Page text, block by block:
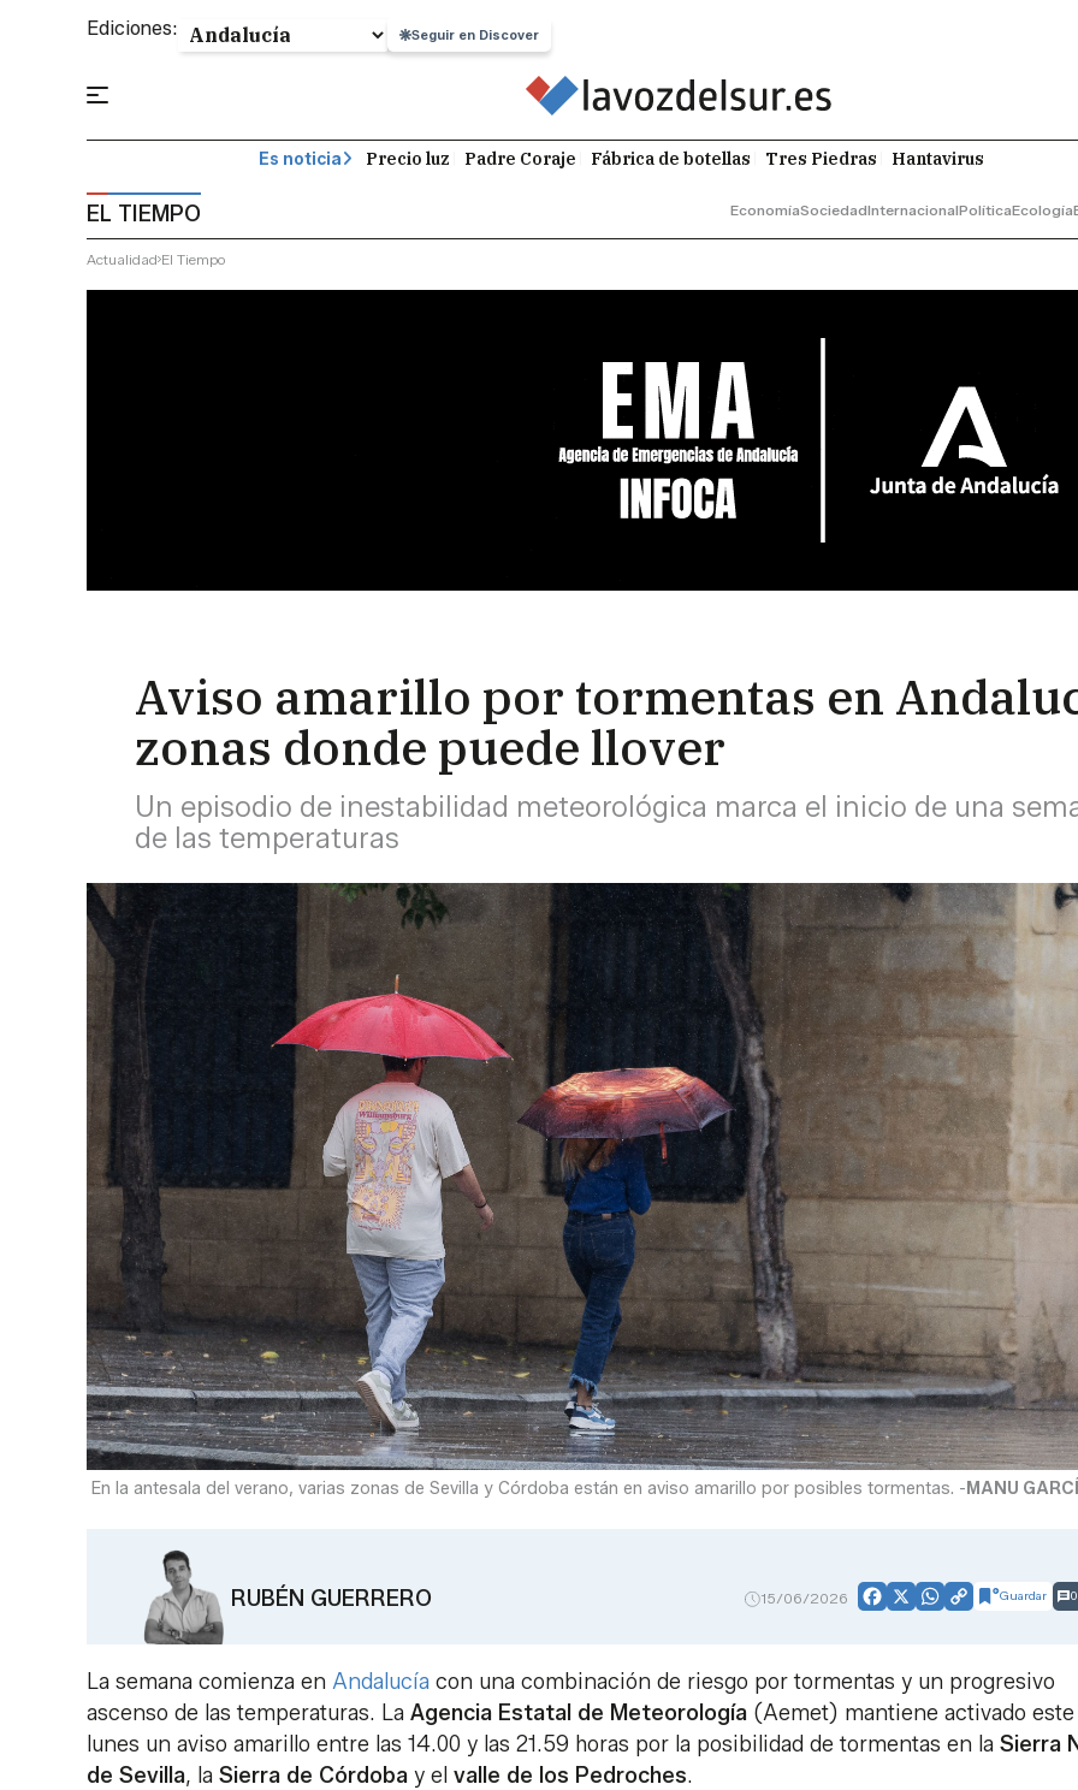
Ediciones: Seguir en Discover
Es noticia Precio luz Padre Coraje Fábrica de botellas Tres Piedras Hantavirus
EL TIEMPO EconomíaSociedadInternacionalPolíticaEcología
Actualidad El Tiempo
Aviso amarillo por tormentas en
zonas donde puede llover
Un episodio de inestabilidad meteorológica marca el inicio de una
de las temperaturas
En la antesala del verano, varias zonas de Sevilla y Córdoba están en aviso amarillo por posibles tormentas. - MANU
RUBÉN GUERRERO 15/06/2026 Facebook
X WhatsApp
CopyGuardar 0
La semana comienza en Andalucía con una combinación de riesgo por tormentas y un progresivo
ascenso de las temperaturas. La Agencia Estatal de Meteorología (Aemet) mantiene activado este
lunes un aviso amarillo entre las 14.00 y las 21.59 horas por la posibilidad de tormentas en la Sierra
de Sevilla, la Sierra de Córdoba y el valle de los Pedroches.